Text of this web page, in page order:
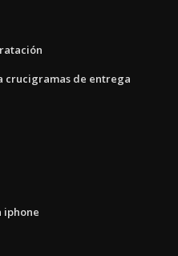
crucigramas de entrega
iphone